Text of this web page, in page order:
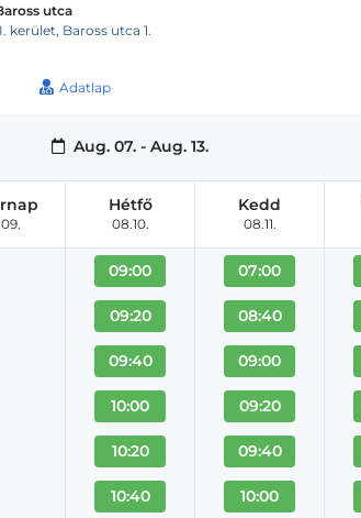
utca
kerület, Baross utca 1.
Adatlap
Aug. 07. - Aug. 13.
Hétfő
08.10.
09:00
09:20
09:40
10:00
10:20
10:40
Kedd
08.11.
07:00
08:40
09:00
09:20
09:40
10:00